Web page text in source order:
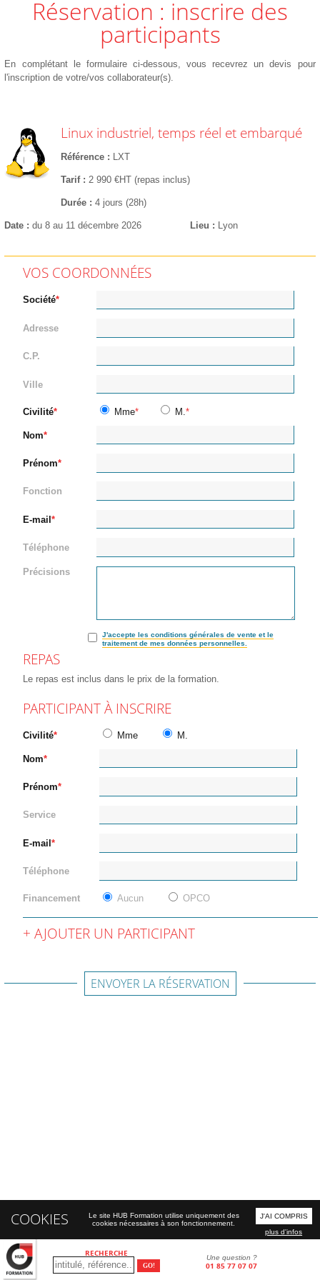
RECHERCHE Une question ?
01 85 77 07 07
Réservation : inscrire des
participants
En complétant le formulaire ci-dessous, vous recevrez un devis pour
l'inscription de votre/vos collaborateur(s).
Linux industriel, temps réel et embarqué
Référence LXT
Tarif 2 990 €HT (repas inclus)
Durée 4 jours (28h)
Date du 8 au 11 décembre 2026 Lieu Lyon
VOS COORDONNÉES
Société
Adresse
C.P.
Ville
Civilité Mme M.
Nom
Prénom
Fonction
E-mail
Téléphone
Précisions
J'accepte les conditions générales de vente et le
traitement de mes données personnelles.
REPAS
Le repas est inclus dans le prix de la formation.
PARTICIPANT À INSCRIRE
Civilité Mme M.
Nom
Prénom
Service
E-mail
Téléphone
Financement Aucun OPCO
AJOUTER UN PARTICIPANT
ENVOYER LA RÉSERVATION
COOKIES
Le site HUB Formation utilise uniquement des
cookies nécessaires à son fonctionnement.
J'AI COMPRIS
plus d'infos